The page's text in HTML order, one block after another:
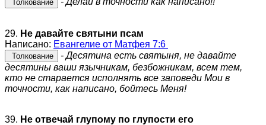
Толкование
29. Не давайте святыни псам
Написано: Евангелие от Матфея 7:6
Толкование
- Десятина есть святыня, не давайте
десятины ваши язычникам, безбожникам, всем тем,
кто не старается исполнять все заповеди Мои в
точности, как написано, бойтесь Меня!
39. Не отвечай глупому по глупости его